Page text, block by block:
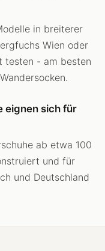
in breiterer
Wien oder
testen - am besten
eignen sich für
ab etwa 100
und für
und Deutschland